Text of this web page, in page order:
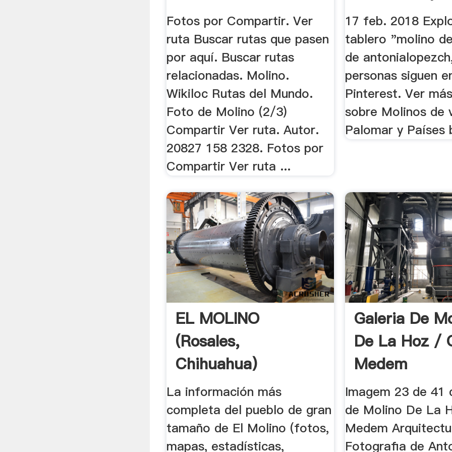
Fotos por Compartir. Ver
ruta Buscar rutas que pasen
por aquí. Buscar rutas
relacionadas. Molino.
Wikiloc Rutas del Mundo.
Foto de Molino (2/3)
Compartir Ver ruta. Autor.
20827 158 2328. Fotos por
Compartir Ver ruta ...
De ...
17 feb. 2018
tablero "molino
de
personas siguen
Pinterest. Ver
sobre Molinos de
Palomar y Países
EL MOLINO
(Rosales,
Chihuahua)
La información más
completa del pueblo de gran
tamaño de El Molino (fotos,
mapas, estadísticas,
Galeria De
De La Hoz /
Medem
Arquitectura
Imagem 23 de 41
de Molino De La
Medem
Fotografia de